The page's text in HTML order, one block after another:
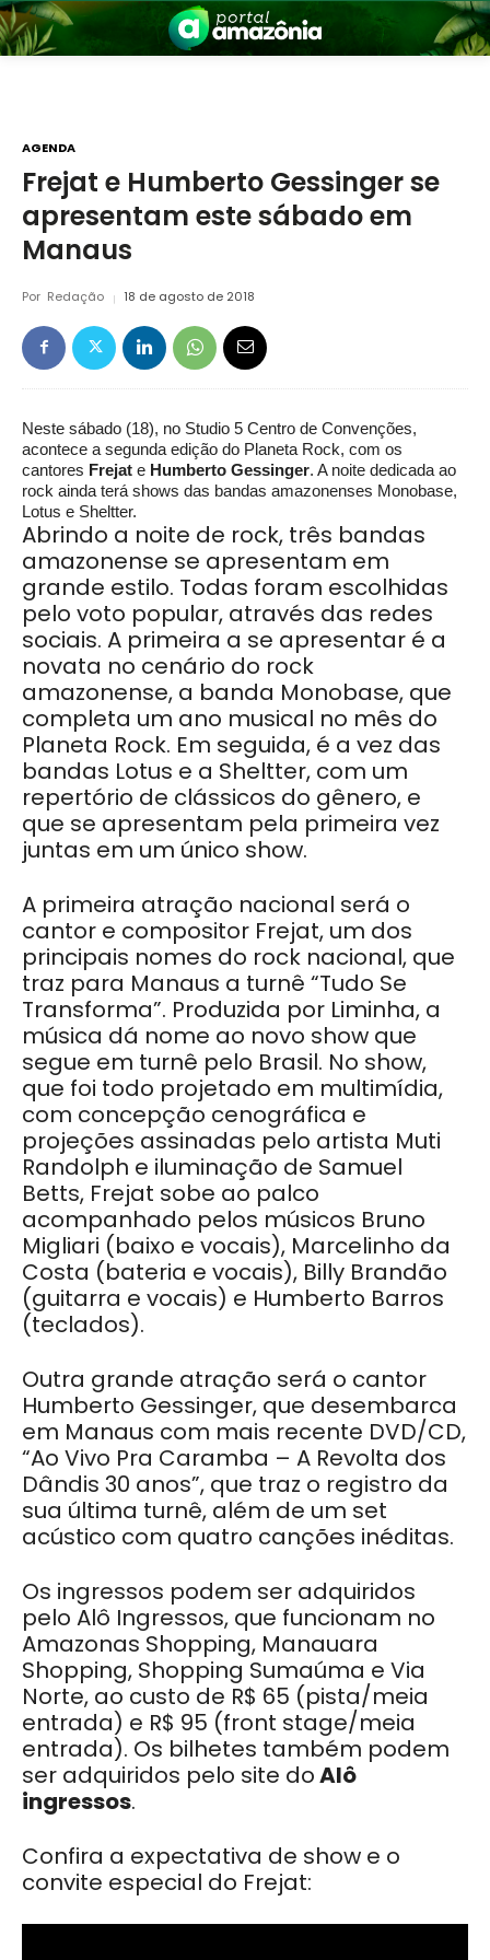
Amazônia
AGENDA
Frejat e Humberto Gessinger se
apresentam este sábado em
Manaus
Por Redação 18 de agosto de 2018
Neste sábado (18), no Studio 5 Centro de Convenções,
acontece a segunda edição do Planeta Rock, com os
cantores Frejat e Humberto Gessinger. A noite dedicada ao
rock ainda terá shows das bandas amazonenses Monobase,
Lotus e Sheltter.
Abrindo a noite de rock, três bandas
amazonense se apresentam em
grande estilo. Todas foram escolhidas
pelo voto popular, através das redes
sociais. A primeira a se apresentar é a
novata no cenário do rock
amazonense, a banda Monobase, que
completa um ano musical no mês do
Planeta Rock. Em seguida, é a vez das
bandas Lotus e a Sheltter, com um
repertório de clássicos do gênero, e
que se apresentam pela primeira vez
juntas em um único show.
A primeira atração nacional será o
cantor e compositor Frejat, um dos
principais nomes do rock nacional, que
traz para Manaus a turnê “Tudo Se
Transforma”. Produzida por Liminha, a
música dá nome ao novo show que
segue em turnê pelo Brasil. No show,
que foi todo projetado em multimídia,
com concepção cenográfica e
projeções assinadas pelo artista Muti
Randolph e iluminação de Samuel
Betts, Frejat sobe ao palco
acompanhado pelos músicos Bruno
Migliari (baixo e vocais), Marcelinho da
Costa (bateria e vocais), Billy Brandão
(guitarra e vocais) e Humberto Barros
(teclados).
Outra grande atração será o cantor
Humberto Gessinger, que desembarca
em Manaus com mais recente DVD/CD,
“Ao Vivo Pra Caramba – A Revolta dos
Dândis 30 anos”, que traz o registro da
sua última turnê, além de um set
acústico com quatro canções inéditas.
Os ingressos podem ser adquiridos
pelo Alô Ingressos, que funcionam no
Amazonas Shopping, Manauara
Shopping, Shopping Sumaúma e Via
Norte, ao custo de R$ 65 (pista/meia
entrada) e R$ 95 (front stage/meia
entrada). Os bilhetes também podem
ser adquiridos pelo site doAlô
ingressos.
Confira a expectativa de show e o
convite especial do Frejat: